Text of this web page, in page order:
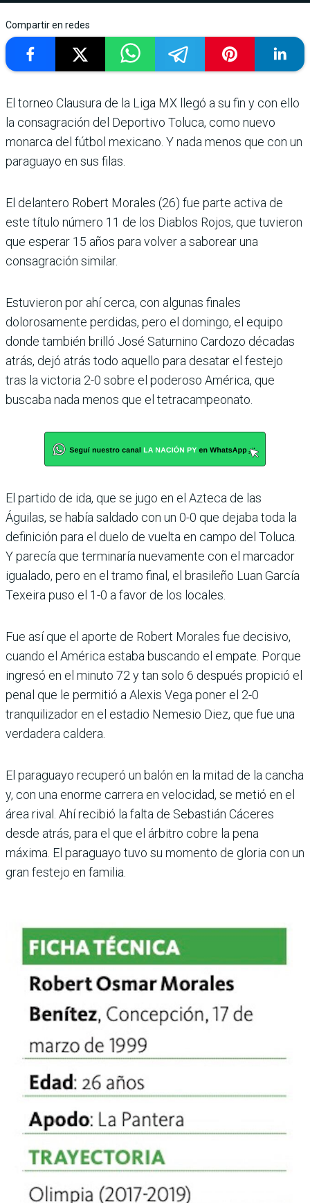
Compartir en redes
El torneo Clausura de la Liga MX llegó a su fin y con ello
la consagración del Deportivo Toluca, como nuevo
monarca del fútbol mexicano. Y nada menos que con un
paraguayo en sus filas.
El delantero Robert Morales (26) fue parte activa de
este título número 11 de los Diablos Rojos, que tuvieron
que esperar 15 años para volver a saborear una
consagración similar.
Estuvieron por ahí cerca, con algunas finales
dolorosamente perdidas, pero el domingo, el equipo
donde también brilló José Saturnino Cardozo décadas
atrás, dejó atrás todo aquello para desatar el festejo
tras la victoria 2-0 sobre el poderoso América, que
buscaba nada menos que el tetracampeonato.
El partido de ida, que se jugo en el Azteca de las
Águilas, se había saldado con un 0-0 que dejaba toda la
definición para el duelo de vuelta en campo del Toluca.
Y parecía que terminaría nuevamente con el marcador
igualado, pero en el tramo final, el brasileño Luan García
Texeira puso el 1-0 a favor de los locales.
Fue así que el aporte de Robert Morales fue decisivo,
cuando el América estaba buscando el empate. Porque
ingresó en el minuto 72 y tan solo 6 después propició el
penal que le permitió a Alexis Vega poner el 2-0
tranquilizador en el estadio Nemesio Diez, que fue una
verdadera caldera.
El paraguayo recuperó un balón en la mitad de la cancha
y, con una enorme carrera en velocidad, se metió en el
área rival. Ahí recibió la falta de Sebastián Cáceres
desde atrás, para el que el árbitro cobre la pena
máxima. El paraguayo tuvo su momento de gloria con un
gran festejo en familia.